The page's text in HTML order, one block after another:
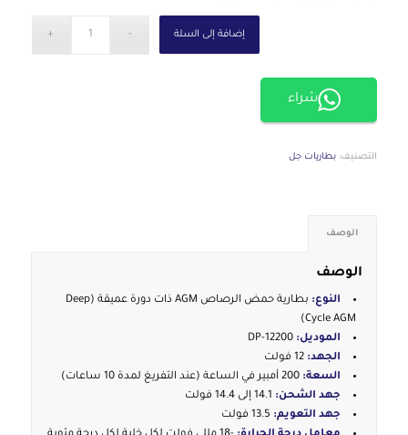
إضافة إلى السلة
شراء
التصنيف: بطاريات جل
الوصف
الوصف
النوع:
بطارية حمض الرصاص AGM ذات دورة عميقة (Deep
Cycle AGM)
الموديل:
الجهد:
السعة:
جهد الشحن:
جهد التعويم: